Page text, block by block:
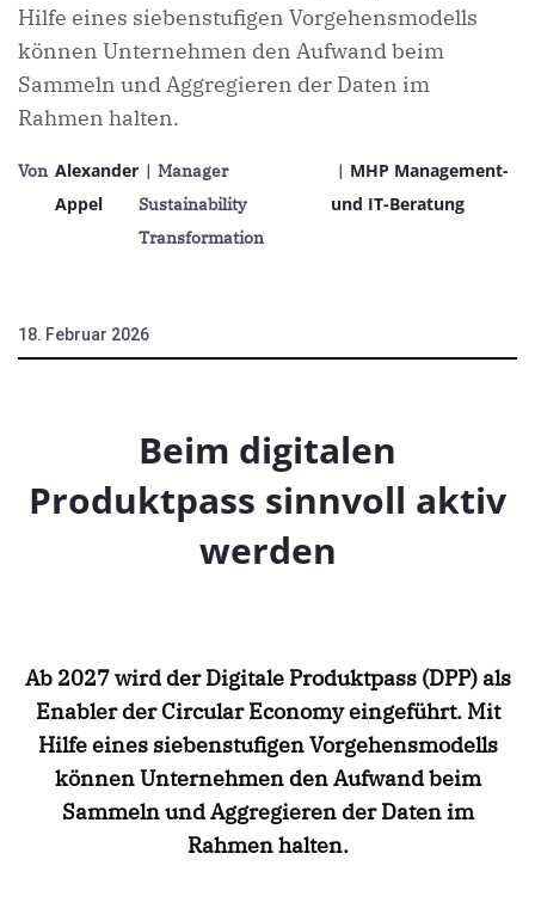
Hilfe eines siebenstufigen Vorgehensmodells
können Unternehmen den Aufwand beim
Sammeln und Aggregieren der Daten im
Rahmen halten.
Von Alexander
Appel
| Manager
Sustainability
Transformation
| MHP Management-
und IT-Beratung
18. Februar 2026
Beim digitalen
Produktpass sinnvoll aktiv
werden
Ab 2027 wird der Digitale Produktpass (DPP) als
Enabler der Circular Economy eingeführt. Mit
Hilfe eines siebenstufigen Vorgehensmodells
können Unternehmen den Aufwand beim
Sammeln und Aggregieren der Daten im
Rahmen halten.